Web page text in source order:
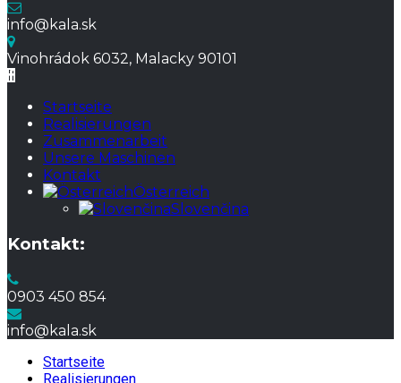
info@kala.sk
Vinohrádok 6032, Malacky 90101
Startseite
Realisierungen
Zusammenarbeit
Unsere Maschinen
Kontakt
Österreich
Slovenčina
Kontakt:
0903 450 854
info@kala.sk
Startseite
Realisierungen